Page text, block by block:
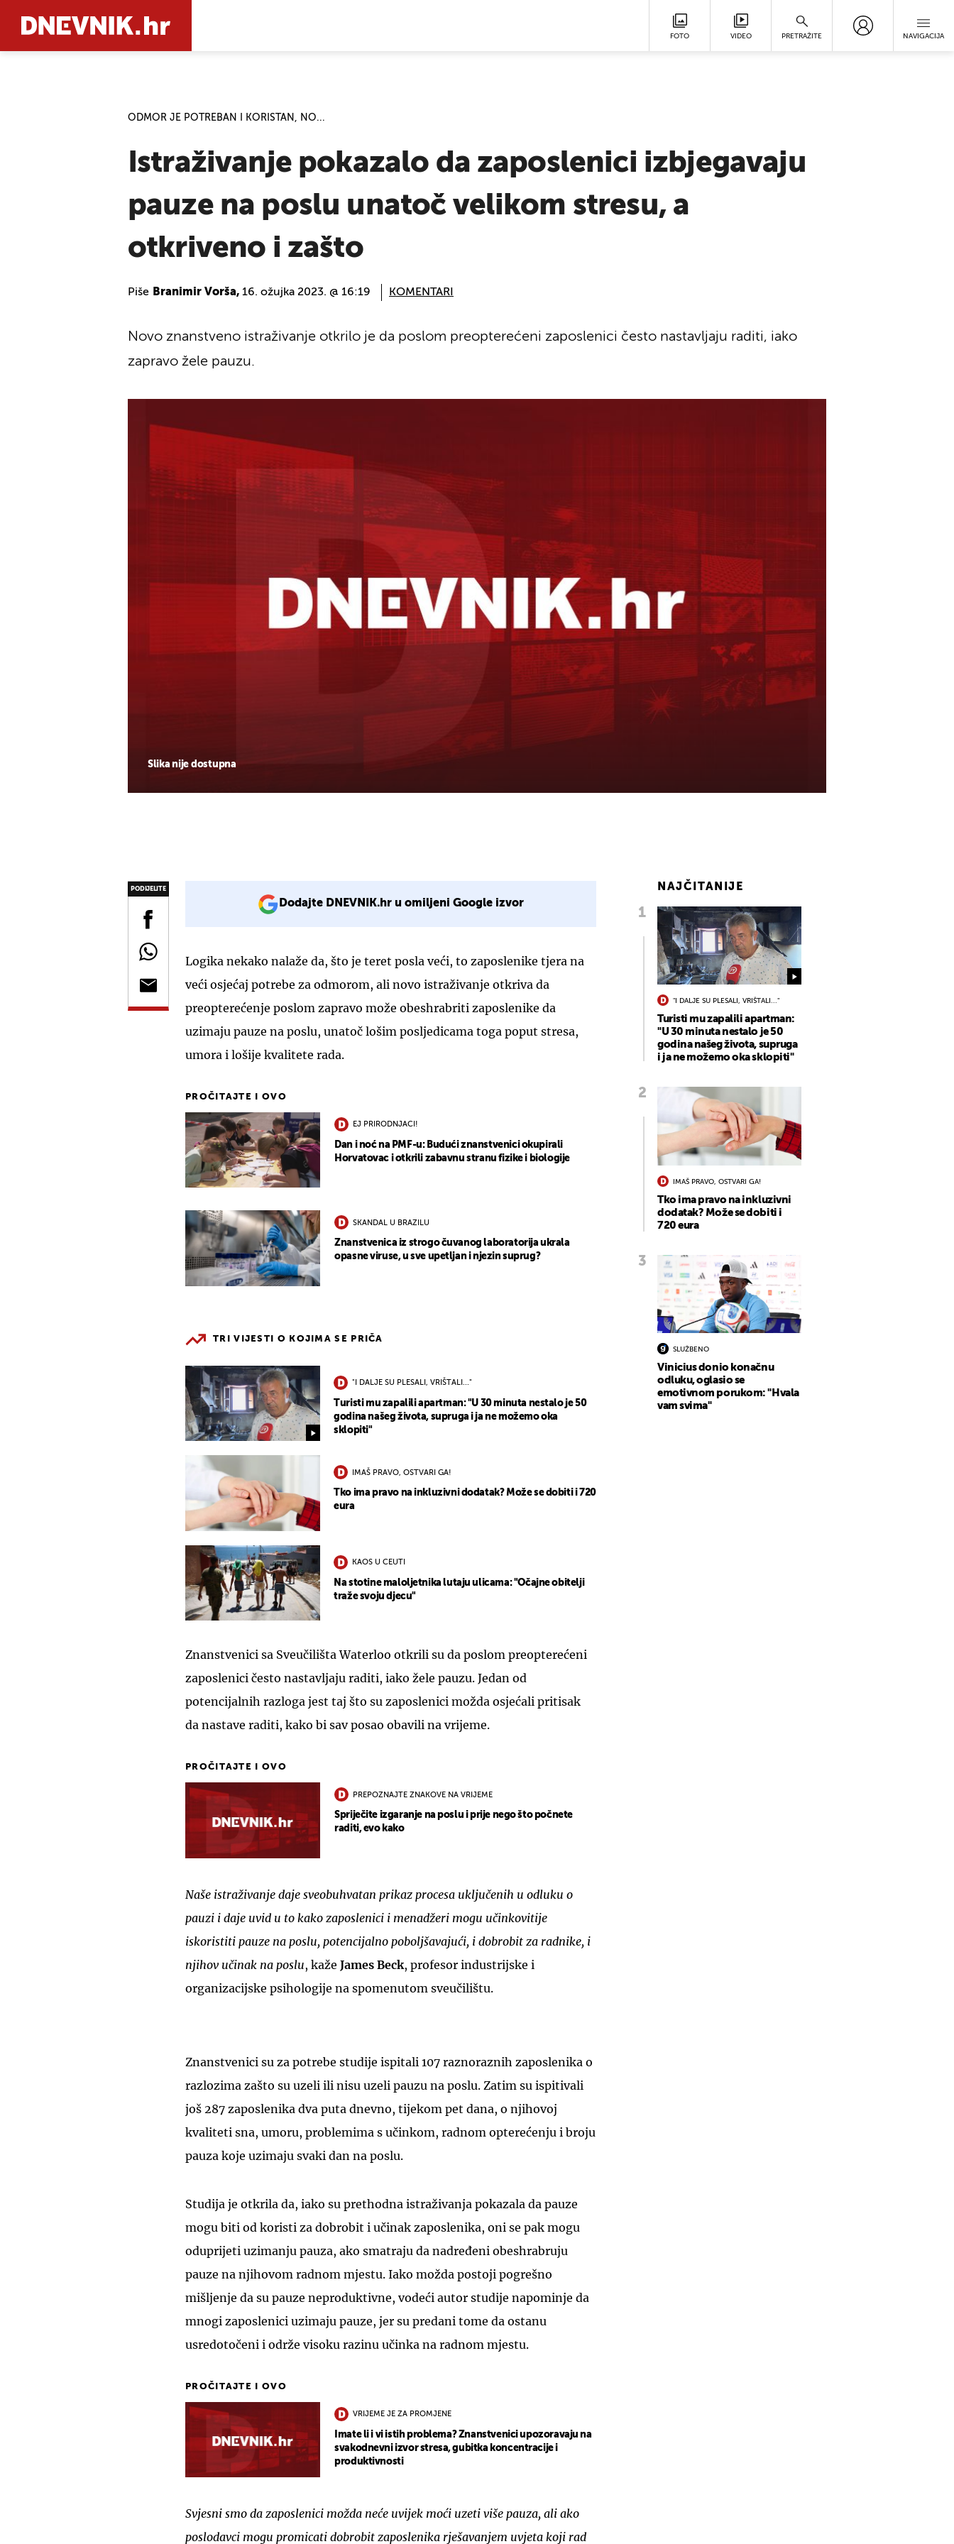
FOTO VIDEO PRETRAŽITE NAVIGACIJA
ODMOR JE POTREBAN I KORISTAN, NO...
Istraživanje pokazalo da zaposlenici izbjegavaju
pauze na poslu unatoč velikom stresu, a
otkriveno i zašto
Piše Branimir Vorša, 16. ožujka 2023. @ 16:19 KOMENTARI
Slika nije dostupna
Novo znanstveno istraživanje otkrilo je da poslom preopterećeni zaposlenici često nastavljaju raditi, iako
zapravo žele pauzu.
PODIJELITE
Dodajte DNEVNIK.hr u omiljeni Google izvor
Logika nekako nalaže da, što je teret posla veći, to zaposlenike tjera na
veći osjećaj potrebe za odmorom, ali novo istraživanje otkriva da
preopterećenje poslom zapravo može obeshrabriti zaposlenike da
uzimaju pauze na poslu, unatoč lošim posljedicama toga poput stresa,
umora i lošije kvalitete rada.
PROČITAJTE I OVO
EJ PRIRODNJACI!
Dan i noć na PMF-u: Budući znanstvenici okupirali
Horvatovac i otkrili zabavnu stranu fizike i biologije
SKANDAL U BRAZILU
Znanstvenica iz strogo čuvanog laboratorija ukrala
opasne viruse, u sve upetljan i njezin suprug?
TRI VIJESTI O KOJIMA SE PRIČA
"I DALJE SU PLESALI, VRIŠTALI..."
Turisti mu zapalili apartman: "U 30 minuta nestalo je 50
godina našeg života, supruga i ja ne možemo oka
sklopiti"
IMAŠ PRAVO, OSTVARI GA!
Tko ima pravo na inkluzivni dodatak? Može se dobiti i 720
eura
KAOS U CEUTI
Na stotine maloljetnika lutaju ulicama: "Očajne obitelji
traže svoju djecu"
Znanstvenici sa Sveučilišta Waterloo otkrili su da poslom preopterećeni
zaposlenici često nastavljaju raditi, iako žele pauzu. Jedan od
potencijalnih razloga jest taj što su zaposlenici možda osjećali pritisak
da nastave raditi, kako bi sav posao obavili na vrijeme.
PROČITAJTE I OVO
PREPOZNAJTE ZNAKOVE NA VRIJEME
Spriječite izgaranje na poslu i prije nego što počnete
raditi, evo kako
Naše istraživanje daje sveobuhvatan prikaz procesa uključenih u odluku o
pauzi i daje uvid u to kako zaposlenici i menadžeri mogu učinkovitije
iskoristiti pauze na poslu, potencijalno poboljšavajući, i dobrobit za radnike, i
njihov učinak na poslu, kaže James Beck, profesor industrijske i
organizacijske psihologije na spomenutom sveučilištu.
Znanstvenici su za potrebe studije ispitali 107 raznoraznih zaposlenika o
razlozima zašto su uzeli ili nisu uzeli pauzu na poslu. Zatim su ispitivali
još 287 zaposlenika dva puta dnevno, tijekom pet dana, o njihovoj
kvaliteti sna, umoru, problemima s učinkom, radnom opterećenju i broju
pauza koje uzimaju svaki dan na poslu.
Studija je otkrila da, iako su prethodna istraživanja pokazala da pauze
mogu biti od koristi za dobrobit i učinak zaposlenika, oni se pak mogu
oduprijeti uzimanju pauza, ako smatraju da nadređeni obeshrabruju
pauze na njihovom radnom mjestu. Iako možda postoji pogrešno
mišljenje da su pauze neproduktivne, vodeći autor studije napominje da
mnogi zaposlenici uzimaju pauze, jer su predani tome da ostanu
usredotočeni i održe visoku razinu učinka na radnom mjestu.
PROČITAJTE I OVO
VRIJEME JE ZA PROMJENE
Imate li i vi istih problema? Znanstvenici upozoravaju na
svakodnevni izvor stresa, gubitka koncentracije i
produktivnosti
Svjesni smo da zaposlenici možda neće uvijek moći uzeti više pauza, ali ako
poslodavci mogu promicati dobrobit zaposlenika rješavanjem uvjeta koji rad
NAJČITANIJE
"I DALJE SU PLESALI, VRIŠTALI..."
Turisti mu zapalili apartman:
"U 30 minuta nestalo je 50
godina našeg života, supruga
i ja ne možemo oka sklopiti"
IMAŠ PRAVO, OSTVARI GA!
Tko ima pravo na inkluzivni
dodatak? Može se dobiti i
720 eura
SLUŽBENO
Vinicius donio konačnu
odluku, oglasio se
emotivnom porukom: "Hvala
vam svima"
UKLJUČITE NOTIFIKACIJE